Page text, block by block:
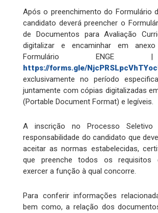
Após o preenchimento do Formulário
candidato deverá preencher o
de Documentos para Avaliação
digitalizar e encaminhar em
Formulário ENGE
https://forms.gle/
exclusivamente no período
juntamente com cópias digitalizadas
(Portable Document Format) e legíveis.
A inscrição no Processo
responsabilidade do candidato que
aceitar as normas estabelecidas,
que preenche todos os requisitos
exercer a função à qual concorre.
Para conferir informações
bem como, a relação dos